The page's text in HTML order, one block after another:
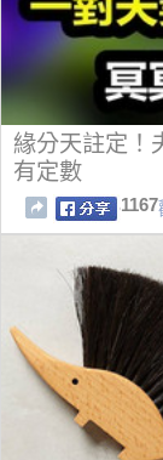
緣分天註定！
有定數
1167